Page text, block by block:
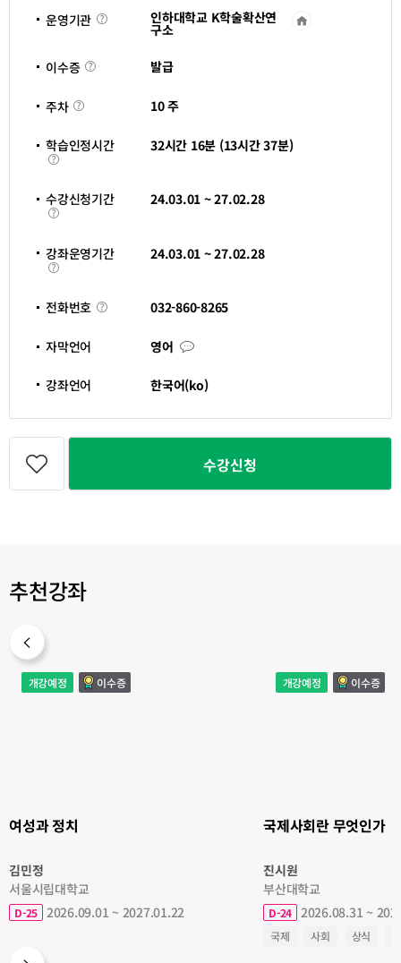
운영기관 인하대학교 K학술확산연
구소
운
이수증 이
수
발급
주차 주
차
10 주
학습인정시간
학
습
정
시
간
32시간 16분 (13시간 37분)
수강신청기간
수
강
청
기
간
24.03.01 ~ 27.02.28
강좌운영기간
강
좌
영
기
24.03.01 ~ 27.02.28
전화번호 전
화
032-860-8265
자막언어 영어 자
막
어
강좌언어 한국어(ko)
관
등
수강신청
추천강좌
여
성
과
개강예정 이수증
여성과 정치
김민정
서울시립대학교
D-25 2026.09.01 ~ 2027.01.22
국
제
사
개강예정 이수증
국제사회란 무엇인가
진시원
부산대학교
D-24 2026.08.31 ~
국제 사회 상식